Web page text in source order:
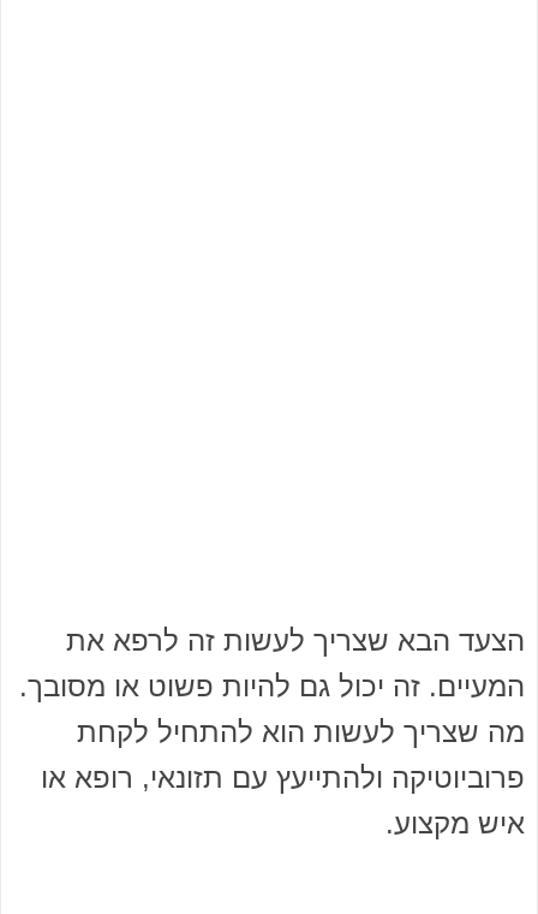
הצעד הבא שצריך לעשות זה לרפא את
המעיים. זה יכול גם להיות פשוט או מסובך.
מה שצריך לעשות הוא להתחיל לקחת
פרוביוטיקה ולהתייעץ עם תזונאי, רופא או
איש מקצוע.